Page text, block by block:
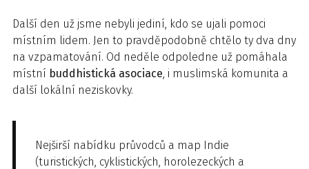
Další den už jsme nebyli jediní, kdo se ujali pomoci
místním lidem. Jen to pravděpodobně chtělo ty dva dny
na vzpamatování. Od neděle odpoledne už pomáhala
místní buddhistická asociace, i muslimská komunita a
další lokální neziskovky.
Nejširší nabídku průvodců a map Indie
(turistických, cyklistických, horolezeckých a